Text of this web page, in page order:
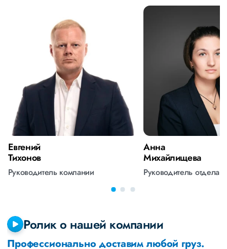
Евгений
Тихонов
Руководитель компании
Анна
Михайлищева
Руководитель отдела
Ролик о нашей компании
Профессионально доставим любой груз.